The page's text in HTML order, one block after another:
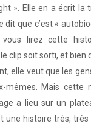
». Elle en a écrit la
dit que c’est «
vous lirez cette
clip soit sorti, et bien
elle veut que les
mêmes. Mais cette
a lieu sur un
une histoire très, très